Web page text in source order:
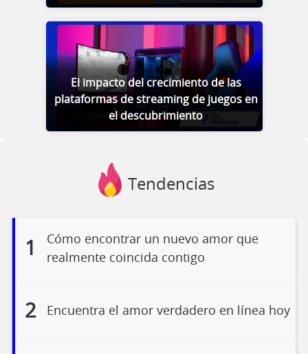
El impacto del crecimiento de las
plataformas de streaming de juegos en
el descubrimiento
Tendencias
1
Cómo encontrar un nuevo amor que
realmente coincida contigo
2 Encuentra el amor verdadero en línea hoy